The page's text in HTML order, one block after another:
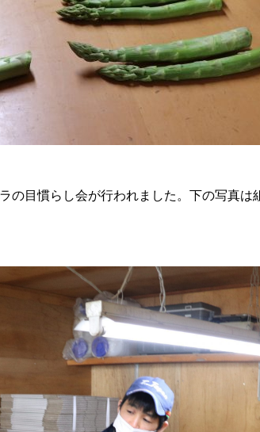
の目慣らし会が行われました。下の写真は